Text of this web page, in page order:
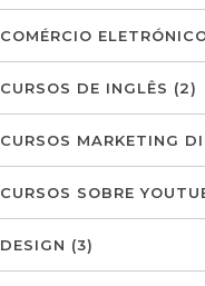
COMÉRCIO
CURSOS DE INGLÊS (2)
CURSOS MARKETING
CURSOS SOBRE
DESIGN (3)